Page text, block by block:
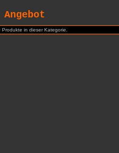
Angebot
in dieser Kategorie.